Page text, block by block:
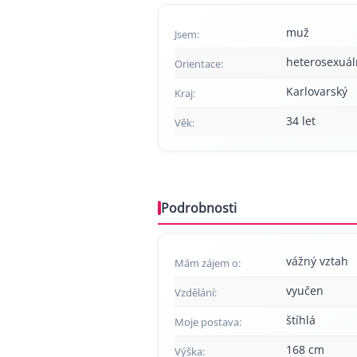
Jsem: muž
Orientace:
Kraj: Karlovarský
Věk: 34 let
Podrobnosti
Mám zájem o: vážný vztah
Vzdělání: vyučen
Moje postava: štíhlá
Výška: 168 cm